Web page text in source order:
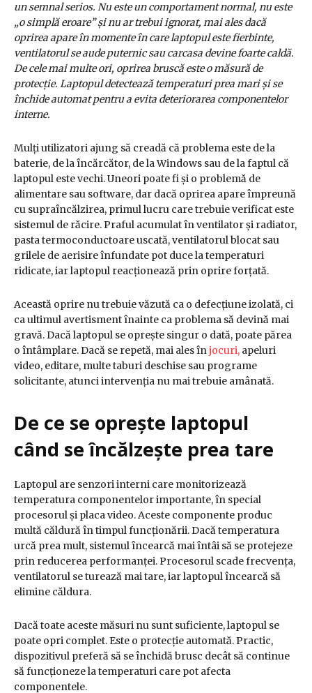
un semnal serios. Nu este un comportament normal, nu este
„o simplă eroare” și nu ar trebui ignorat, mai ales dacă
oprirea apare în momente în care laptopul este fierbinte,
ventilatorul se aude puternic sau carcasa devine foarte caldă.
De cele mai multe ori, oprirea bruscă este o măsură de
protecție. Laptopul detectează temperaturi prea mari și se
închide automat pentru a evita deteriorarea componentelor
interne.
Mulți utilizatori ajung să creadă că problema este de la
baterie, de la încărcător, de la Windows sau de la faptul că
laptopul este vechi. Uneori poate fi și o problemă de
alimentare sau software, dar dacă oprirea apare împreună
cu supraîncălzirea, primul lucru care trebuie verificat este
sistemul de răcire. Praful acumulat în ventilator și radiator,
pasta termoconductoare uscată, ventilatorul blocat sau
grilele de aerisire înfundate pot duce la temperaturi
ridicate, iar laptopul reacționează prin oprire forțată.
Această oprire nu trebuie văzută ca o defecțiune izolată, ci
ca ultimul avertisment înainte ca problema să devină mai
gravă. Dacă laptopul se oprește singur o dată, poate părea
o întâmplare. Dacă se repetă, mai ales înjocuri, apeluri
video, editare, multe taburi deschise sau programe
solicitante, atunci intervenția nu mai trebuie amânată.
De ce se oprește laptopul
când se încălzește prea tare
Laptopul are senzori interni care monitorizează
temperatura componentelor importante, în special
procesorul și placa video. Aceste componente produc
multă căldură în timpul funcționării. Dacă temperatura
urcă prea mult, sistemul încearcă mai întâi să se protejeze
prin reducerea performanței. Procesorul scade frecvența,
ventilatorul se turează mai tare, iar laptopul încearcă să
elimine căldura.
Dacă toate aceste măsuri nu sunt suficiente, laptopul se
poate opri complet. Este o protecție automată. Practic,
dispozitivul preferă să se închidă brusc decât să continue
să funcționeze la temperaturi care pot afecta
componentele.